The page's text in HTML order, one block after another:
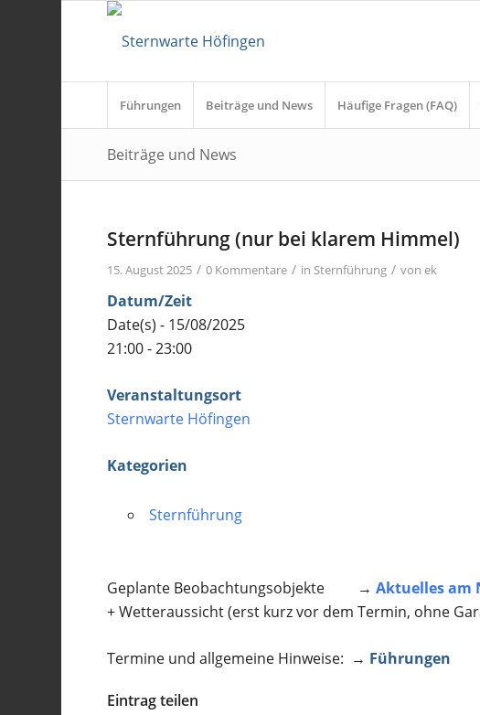
Führungen Beiträge und News Häufige Fragen (FAQ)
Beiträge und News
Sternführung (nur bei klarem Himmel)
15. August 2025 / 0 Kommentare / in Sternführung / vonek
Datum/Zeit
Date(s) - 15/08/2025
21:00 - 23:00
Veranstaltungsort
Sternwarte Höfingen
Kategorien
Sternführung
Geplante Beobachtungsobjekte →Aktuelles am
+ Wetteraussicht (erst kurz vor dem Termin, ohne
Termine und allgemeine Hinweise: → Führungen
Eintrag teilen